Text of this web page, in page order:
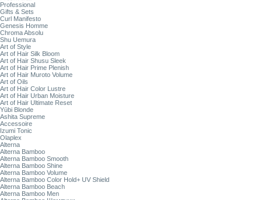
Professional
Gifts & Sets
Curl Manifesto
Genesis Homme
Chroma Absolu
Shu Uemura
Art of Style
Art of Hair Silk Bloom
Art of Hair Shusu Sleek
Art of Hair Prime Plenish
Art of Hair Muroto Volume
Art of Oils
Art of Hair Color Lustre
Art of Hair Urban Moisture
Art of Hair Ultimate Reset
Yūbi Blonde
Ashita Supreme
Accessoire
Izumi Tonic
Olaplex
Alterna
Alterna Bamboo
Alterna Bamboo Smooth
Alterna Bamboo Shine
Alterna Bamboo Volume
Alterna Bamboo Color Hold+ UV Shield
Alterna Bamboo Beach
Alterna Bamboo Men